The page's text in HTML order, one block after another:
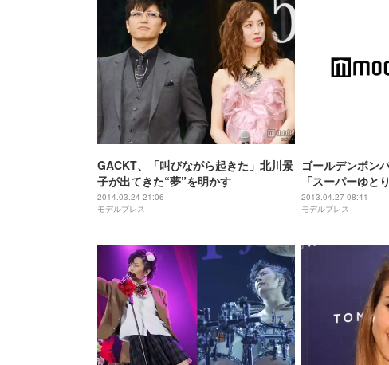
GACKT、「叫びながら起きた」北川景
子が出てきた“夢”を明かす
2014.03.24 21:06
モデルプレス
ゴールデンボン
「スーパーゆと
2013.04.27 08:41
モデルプレス